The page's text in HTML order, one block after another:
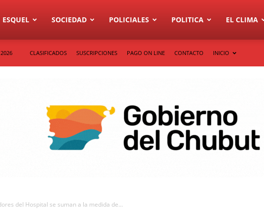
Diario
ESQUEL SOCIEDAD POLICIALES POLITICA EL CLIMA
CLASIFICADOS SUSCRIPCIONES PAGO ON LINE CONTACTO INICIO
del Hospital se suman a la medida de...